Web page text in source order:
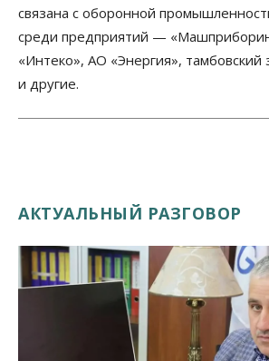
связана с оборонной
среди предприятий —
«Интеко», АО «Энергия», тамбовский
и другие.
АКТУАЛЬНЫЙ РАЗГОВОР